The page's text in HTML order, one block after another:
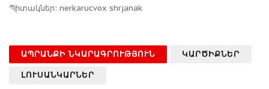
Պիտակներ: nerkarucvox shrjanak
ԱՊՐԱՆՔԻ ՆԿԱՐԱԳՐՈՒԹՅՈՒՆ ԿԱՐԾԻՔՆԵՐ
ԼՈՒՍԱՆԿԱՐՆԵՐ